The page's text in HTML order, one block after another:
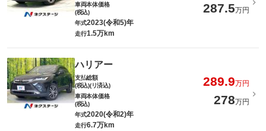
車両本体価格
(税込)
287.5万円
年式2023(令和5)年
走行1.5万km
ハリアー
支払総額
(税込)(リ済込)
289.9万円
車両本体価格
(税込)
278万円
年式2020(令和2)年
走行6.7万km